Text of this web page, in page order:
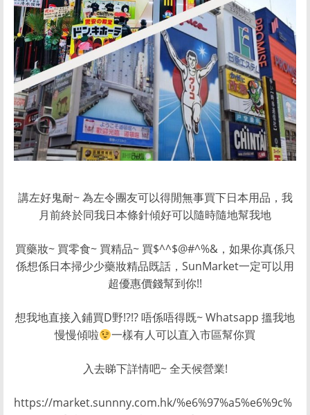
講左好鬼耐~ 為左令團友可以得閒無事買下日本用品，我
月前終於同我日本條針傾好可以隨時隨地幫我地
買藥妝~ 買零食~ 買精品~ 買$^^$@#^%&，如果你真係只
係想係日本掃少少藥妝精品既話，SunMarket一定可以用
超優惠價錢幫到你!!
想我地直接入鋪買D野!?!? 唔係唔得既~ Whatsapp 搵我地
慢慢傾啦
一樣有人可以直入市區幫你買
入去睇下詳情吧~ 全天候營業!
https://market.sunnny.com.hk/%e6%97%a5%e6%9c%